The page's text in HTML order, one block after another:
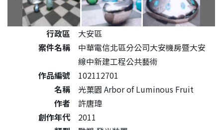
公共藝術作品詳細資料
行政區
大安區
案件名稱
中華電信北區分公司大安機房暨大安
線中新建工程公共藝術
作品編號
102112701
名稱
光菓園 Arbor of Luminous Fruit
作者
許唐瑋
創作年代
2011